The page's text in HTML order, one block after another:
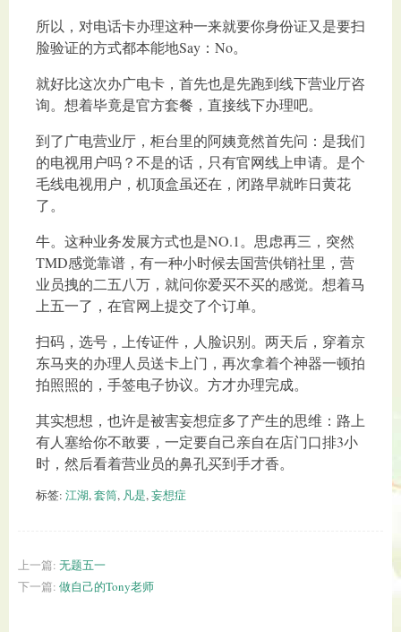
所以，对电话卡办理这种一来就要你身份证又是要扫
脸验证的方式都本能地Say：No。
就好比这次办广电卡，首先也是先跑到线下营业厅咨
询。想着毕竟是官方套餐，直接线下办理吧。
到了广电营业厅，柜台里的阿姨竟然首先问：是我们
的电视用户吗？不是的话，只有官网线上申请。是个
毛线电视用户，机顶盒虽还在，闭路早就昨日黄花
了。
牛。这种业务发展方式也是NO.1。思虑再三，突然
TMD感觉靠谱，有一种小时候去国营供销社里，营
业员拽的二五八万，就问你爱买不买的感觉。想着马
上五一了，在官网上提交了个订单。
扫码，选号，上传证件，人脸识别。两天后，穿着京
东马夹的办理人员送卡上门，再次拿着个神器一顿拍
拍照照的，手签电子协议。方才办理完成。
其实想想，也许是被害妄想症多了产生的思维：路上
有人塞给你不敢要，一定要自己亲自在店门口排3小
时，然后看着营业员的鼻孔买到手才香。
标签: 江湖,套筒, 凡是,妄想症
上一篇: 无题五一
下一篇: 做自己的Tony老师